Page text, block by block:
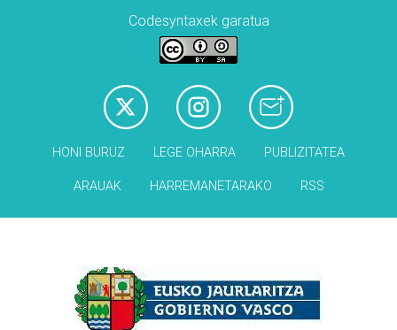
Codesyntaxek garatua
HONI BURUZ LEGE OHARRA PUBLIZITATEA
ARAUAK HARREMANETARAKO RSS